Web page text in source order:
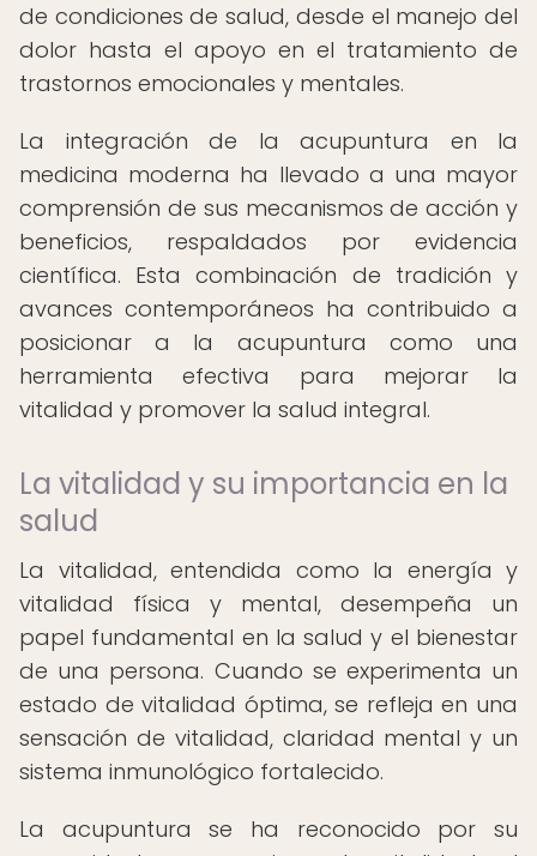
de condiciones de salud, desde el manejo del
dolor hasta el apoyo en el tratamiento de
trastornos emocionales y mentales.
La integración de la acupuntura en la
medicina moderna ha llevado a una mayor
comprensión de sus mecanismos de acción y
beneficios, respaldados por evidencia
científica. Esta combinación de tradición y
avances contemporáneos ha contribuido a
posicionar a la acupuntura como una
herramienta efectiva para mejorar la
vitalidad y promover la salud integral.
La vitalidad y su importancia en la
salud
La vitalidad, entendida como la energía y
vitalidad física y mental, desempeña un
papel fundamental en la salud y el bienestar
de una persona. Cuando se experimenta un
estado de vitalidad óptima, se refleja en una
sensación de vitalidad, claridad mental y un
sistema inmunológico fortalecido.
La acupuntura se ha reconocido por su